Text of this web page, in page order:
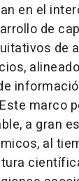
en el
de
de
marco
a gran
al